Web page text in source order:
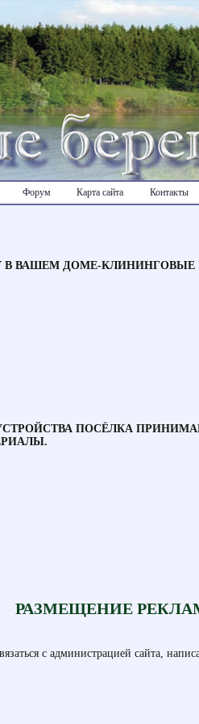
Форум Карта сайта Контакты
В ВАШЕМ ДОМЕ-КЛИНИНГОВЫЕ
ПОСЁЛКА
РАЗМЕЩЕНИЕ
с администрацией сайта,